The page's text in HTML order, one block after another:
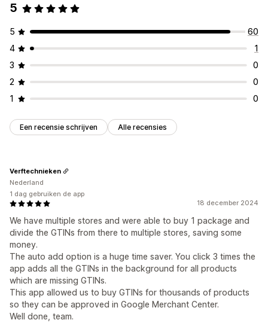
5
5
60
4
1
3
0
2
0
1
0
Een recensie schrijven Alle recensies
18 december 2024
We have multiple stores and were able to buy 1 package and
divide the GTINs from there to multiple stores, saving some
money.
The auto add option is a huge time saver. You click 3 times the
app adds all the GTINs in the background for all products
which are missing GTINs.
This app allowed us to buy GTINs for thousands of products
so they can be approved in Google Merchant Center.
Well done, team.
Verftechnieken
Nederland
1 dag gebruiken de app